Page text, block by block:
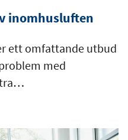
inomhusluften
ett omfattande utbud
med